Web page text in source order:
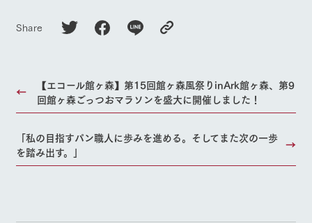
Share
【エコール館ヶ森】第15回館ヶ森風祭りinArk館ヶ森、第9
回館ヶ森ごっつおマラソンを盛大に開催しました！
「私の目指すパン職人に歩みを進める。そしてまた次の一歩
を踏み出す。」